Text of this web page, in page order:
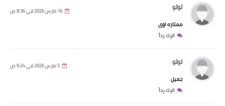
لولو 16 مارس 2026 في 8:36 ص
ممتازه اوى
اترك رداً
لولو 5 مارس 2026 في 9:24 ص
جميل
اترك رداً